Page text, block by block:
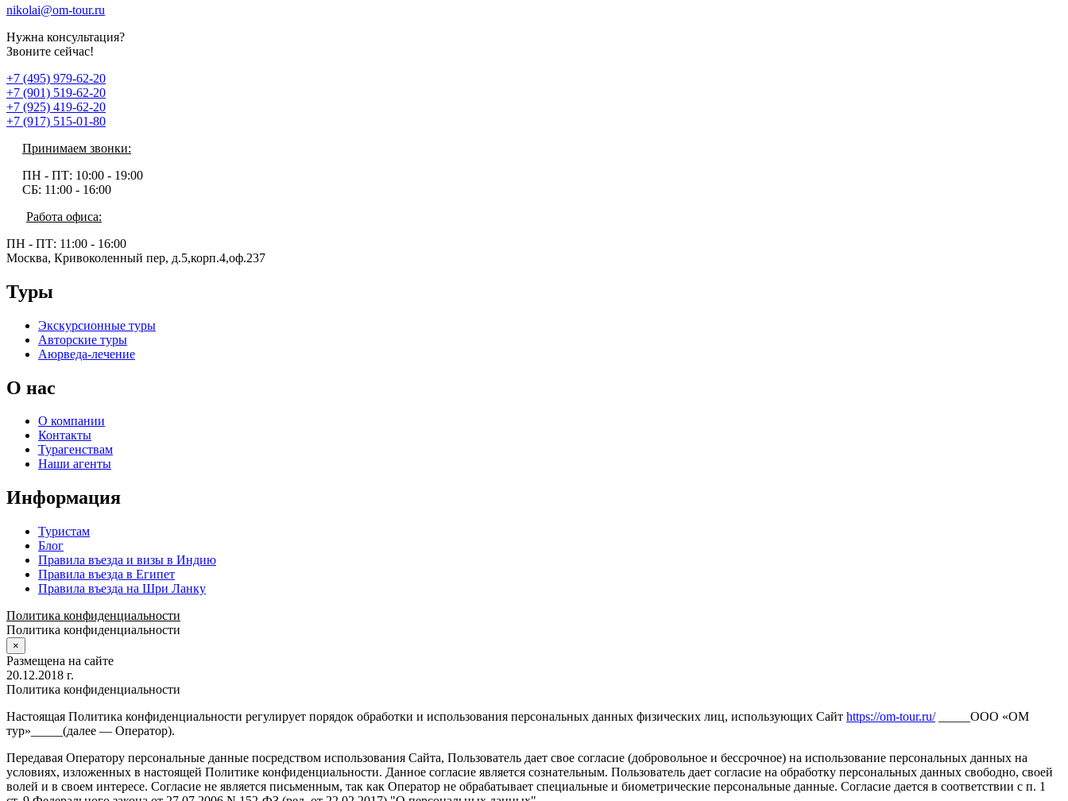
nikolai@om-tour.ru
Нужна консультация?
Звоните сейчас!
+7 (495) 979-62-20
+7 (901) 519-62-20
+7 (925) 419-62-20
+7 (917) 515-01-80
Принимаем звонки:
ПН - ПТ: 10:00 - 19:00
СБ: 11:00 - 16:00
Работа офиса:
ПН - ПТ: 11:00 - 16:00
Москва, Кривоколенный пер, д.5,корп.4,оф.237
Туры
Экскурсионные туры
Авторские туры
Аюрведа-лечение
О нас
О компании
Контакты
Турагенствам
Наши агенты
Информация
Туристам
Блог
Правила въезда и визы в Индию
Правила въезда в Египет
Правила въезда на Шри Ланку
Политика конфиденциальности
Политика конфиденциальности
×
Размещена на сайте
20.12.2018 г.
Политика конфиденциальности
Настоящая Политика конфиденциальности регулирует порядок обработки и использования персональных данных физических лиц, использующих Сайт https://om-tour.ru/_____ООО «ОМ
тур»_____(далее — Оператор).
Передавая Оператору персональные данные посредством использования Сайта, Пользователь дает свое согласие (добровольное и бессрочное) на использование персональных данных на
условиях, изложенных в настоящей Политике конфиденциальности. Данное согласие является сознательным. Пользователь дает согласие на обработку персональных данных свободно, своей
волей и в своем интересе. Согласие не является письменным, так как Оператор не обрабатывает специальные и биометрические персональные данные. Согласие дается в соответствии с п. 1